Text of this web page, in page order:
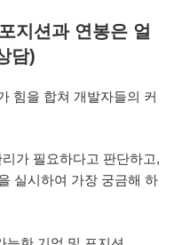
지션과 연봉은 얼
담)
힘을 합쳐 개발자들의 커
가 필요하다고 판단하고,
실시하여 가장 궁금해 하